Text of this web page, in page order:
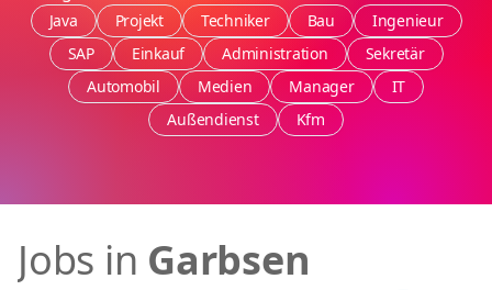
Java Projekt Techniker Bau
Ingenieur
SAP
Einkauf Administration
Sekretär
Automobil
Medien Manager
IT
Außendienst
Kfm
Jobs in Garbsen